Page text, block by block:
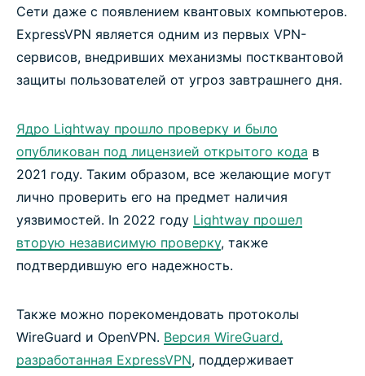
Сети даже с появлением квантовых компьютеров.
ExpressVPN является одним из первых VPN-
сервисов, внедривших механизмы постквантовой
защиты пользователей от угроз завтрашнего дня.
Ядро Lightway прошло проверку и было
опубликован под лицензией открытого кода в
2021 году. Таким образом, все желающие могут
лично проверить его на предмет наличия
уязвимостей. In 2022 году Lightway прошел
вторую независимую проверку, также
подтвердившую его надежность.
Также можно порекомендовать протоколы
WireGuard и OpenVPN. Версия WireGuard,
разработанная ExpressVPN, поддерживает